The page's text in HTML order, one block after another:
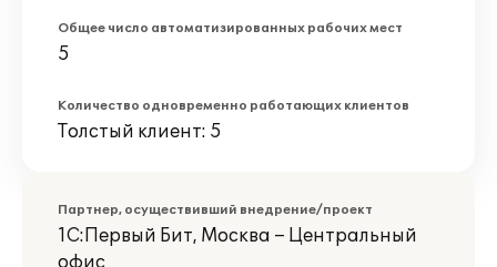
Общее число автоматизированных рабочих мест
5
Количество одновременно работающих клиентов
Толстый клиент: 5
Партнер, осуществивший внедрение/проект
1С:Первый Бит, Москва – Центральный
офис